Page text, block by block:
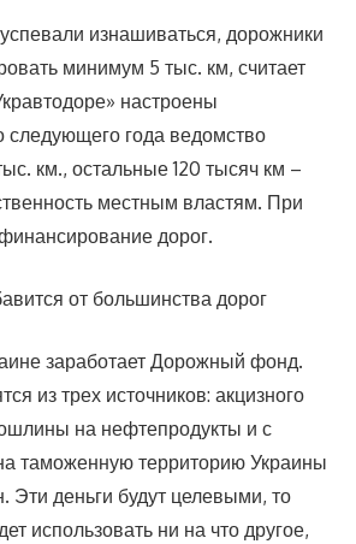
изнашиваться, дорожники
минимум 5 тыс. км, считает
настроены
следующего года ведомство
км., остальные 120 тысяч км –
местным властям. При
дорог.
от большинства дорог
заработает Дорожный фонд.
из трех источников: акцизного
на нефтепродукты и с
таможенную территорию Украины
Эти деньги будут целевыми, то
использовать ни на что другое,